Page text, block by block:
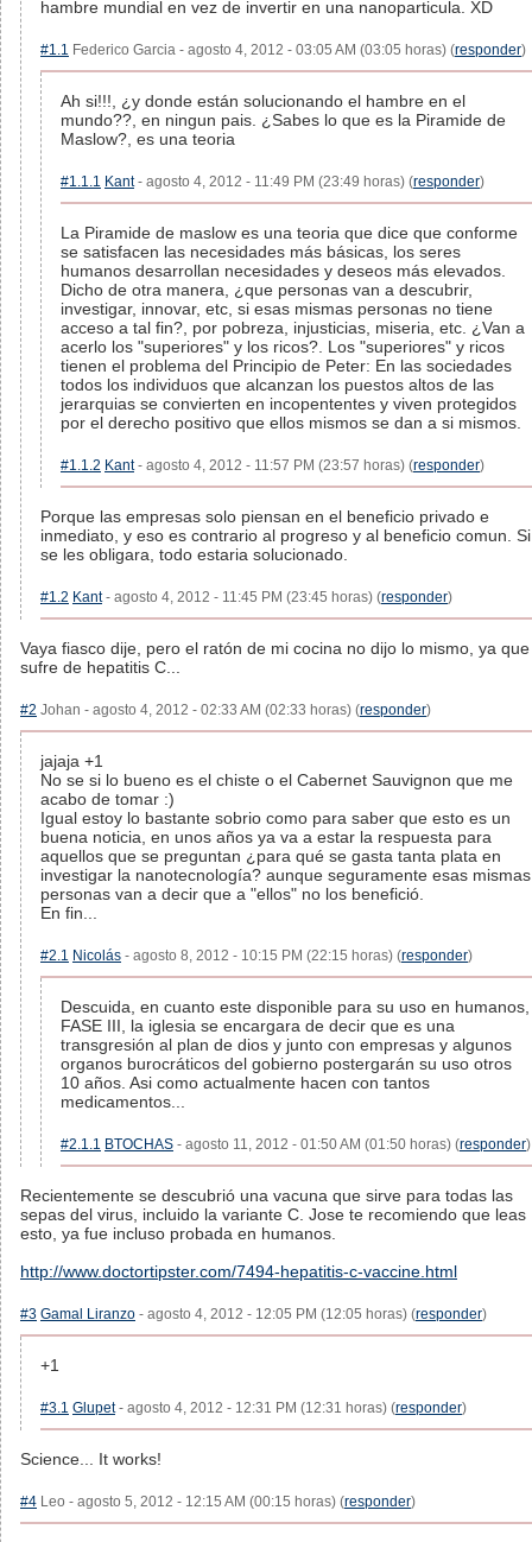
hambre mundial en vez de invertir en una nanoparticula. XD
#1.1 Federico Garcia - agosto 4, 2012 - 03:05 AM (03:05 horas) (responder)
Ah si!!!, ¿y donde están solucionando el hambre en el
mundo??, en ningun pais. ¿Sabes lo que es la Piramide de
Maslow?, es una teoria
#1.1.1 Kant- agosto 4, 2012 - 11:49 PM (23:49 horas) (responder)
La Piramide de maslow es una teoria que dice que conforme
se satisfacen las necesidades más básicas, los seres
humanos desarrollan necesidades y deseos más elevados.
Dicho de otra manera, ¿que personas van a descubrir,
investigar, innovar, etc, si esas mismas personas no tiene
acceso a tal fin?, por pobreza, injusticias, miseria, etc. ¿Van a
acerlo los "superiores" y los ricos?. Los "superiores" y ricos
tienen el problema del Principio de Peter: En las sociedades
todos los individuos que alcanzan los puestos altos de las
jerarquias se convierten en incopententes y viven protegidos
por el derecho positivo que ellos mismos se dan a si mismos.
#1.1.2 Kant- agosto 4, 2012 - 11:57 PM (23:57 horas) (responder)
Porque las empresas solo piensan en el beneficio privado e
inmediato, y eso es contrario al progreso y al beneficio comun. Si
se les obligara, todo estaria solucionado.
#1.2 Kant- agosto 4, 2012 - 11:45 PM (23:45 horas) (responder)
Vaya fiasco dije, pero el ratón de mi cocina no dijo lo mismo, ya que
sufre de hepatitis C...
#2 Johan - agosto 4, 2012 - 02:33 AM (02:33 horas) (responder)
jajaja +1
No se si lo bueno es el chiste o el Cabernet Sauvignon que me
acabo de tomar :)
Igual estoy lo bastante sobrio como para saber que esto es un
buena noticia, en unos años ya va a estar la respuesta para
aquellos que se preguntan ¿para qué se gasta tanta plata en
investigar la nanotecnología? aunque seguramente esas mismas
personas van a decir que a "ellos" no los benefició.
En fin...
#2.1 Nicolás - agosto 8, 2012 - 10:15 PM (22:15 horas) (responder)
Descuida, en cuanto este disponible para su uso en humanos,
FASE III, la iglesia se encargara de decir que es una
transgresión al plan de dios y junto con empresas y algunos
organos burocráticos del gobierno postergarán su uso otros
10 años. Asi como actualmente hacen con tantos
medicamentos...
#2.1.1 BTOCHAS - agosto 11, 2012 - 01:50 AM (01:50 horas) (responder)
Recientemente se descubrió una vacuna que sirve para todas las
sepas del virus, incluido la variante C. Jose te recomiendo que leas
esto, ya fue incluso probada en humanos.
http://www.doctortipster.com/7494-hepatitis-c-vaccine.html
#3 Gamal Liranzo - agosto 4, 2012 - 12:05 PM (12:05 horas) (responder)
+1
#3.1 Glupet- agosto 4, 2012 - 12:31 PM (12:31 horas) (responder)
Science... It works!
#4 Leo - agosto 5, 2012 - 12:15 AM (00:15 horas) (responder)